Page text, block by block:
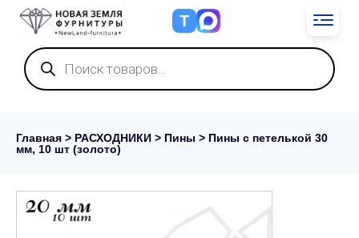
Т
Поиск
товаров
Главная > РАСХОДНИКИ > Пины > Пины с петелькой 30
мм, 10 шт (золото)